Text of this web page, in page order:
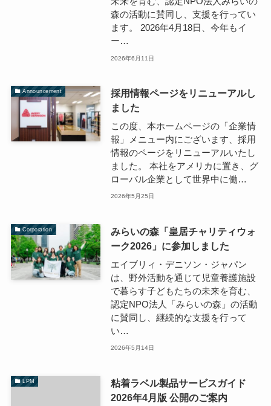
森の活動に賛同し、支援を行ってい
ます。 2026年4月18日、今年もイ
ー…
2026年6月11日
Announcement
採用情報ページをリニューアルし
ました
この度、本ホームページの「企業情
報」メニュー内にございます、採用
情報のページをリニューアルいたし
ました。 本社をアメリカに置き、グ
ローバル企業として世界中に働…
2026年5月25日
Corporation
みらいの森「皇居チャリティウォ
ーク2026」に参加しました
エイブリィ・デニソン・ジャパン
は、野外活動を通じて児童養護施設
で暮らす子どもたちの未来を育む、
認定NPO法人「みらいの森」の活動
に賛同し、継続的な支援を行って
い…
2026年5月14日
LPM
粘着ラベル製品サービスガイド
2026年4月版 公開のご案内